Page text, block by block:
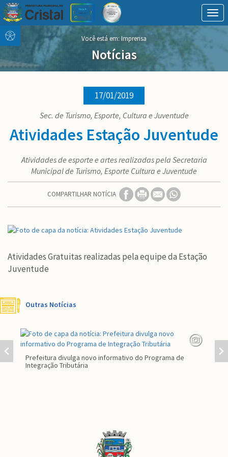
Conteúdo
Menu
conteúdo
do
menu
Você está em: Imprensa
Notícias
17/01/2019
Sec. de Turismo, Esporte, Cultura e Juventude
Atividades Estação Juventude
Atividades de esporte e artes realizadas pela Secretaria
Municipal de Turismo, Esporte Cultura e Juventude
COMPARTILHAR NOTÍCIA
Atividades Gratuitas realizadas pela equipe da Estação
Juventude
Outras Notícias
Prefeitura divulga novo informativo do Programa de
Integração Tributária
Conteúdo
Rodapé